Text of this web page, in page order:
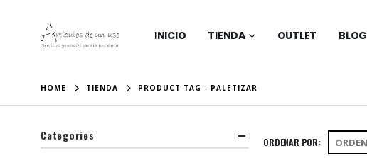
INICIO TIENDA OUTLET BLOG
HOME TIENDA PRODUCT TAG - PALETIZAR
ORDENAR POR:
Categories